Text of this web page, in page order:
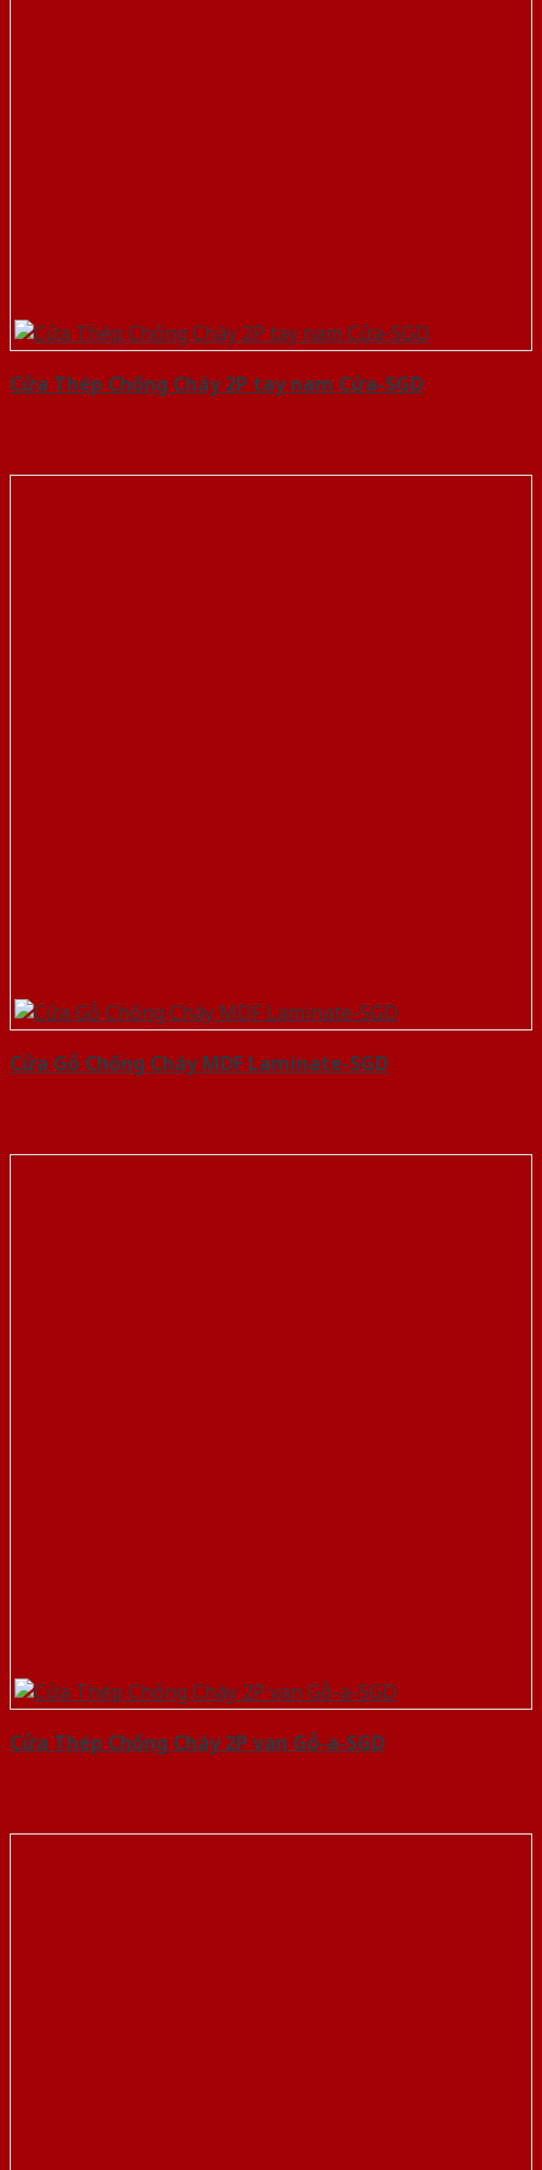
Cửa Thép Chống Cháy 2P tay nam Cửa-SGD
Cửa Gỗ Chống Cháy MDF Laminate-SGD
Cửa Thép Chống Cháy 2P van Gỗ-a-SGD